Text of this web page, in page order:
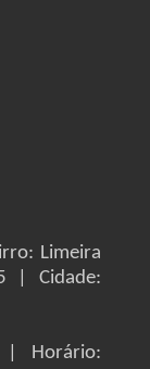
Limeira
| Cidade:
| Horário: